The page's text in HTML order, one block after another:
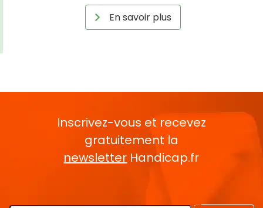
En savoir plus
Inscrivez-vous et recevez
gratuitement la
newsletter Handicap.fr